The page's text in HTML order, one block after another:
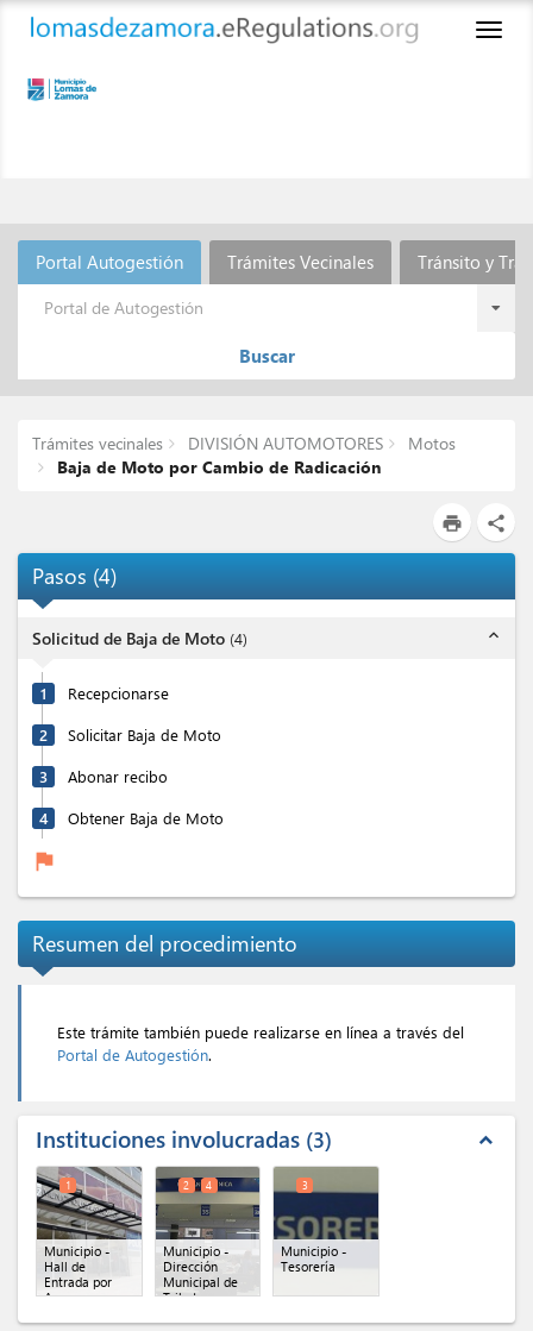
Portal Autogestión Trámites Vecinales Tránsito y
Portal de Autogestión
Buscar
Trámites vecinales DIVISIÓN AUTOMOTORES
Motos
Baja de Moto por Cambio de Radicación
print share
Pasos (4)
Solicitud de Baja de Moto (4) expand_less
1 Recepcionarse
2 Solicitar Baja de Moto
3 Abonar recibo
4 Obtener Baja de Moto
flag
Resumen del procedimiento
Este trámite también puede realizarse en línea a través del
Portal de Autogestión.
Instituciones involucradas 3 expand_less
Municipio -
Hall de
Entrada por
Azara
1
Municipio -
Dirección
Municipal de
Tributos
2 4
Municipio -
Tesorería
3